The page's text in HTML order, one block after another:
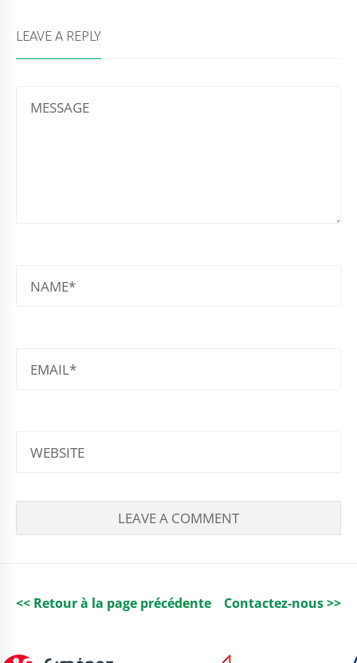
LEAVE A REPLY
<< Retour à la page précédente Contactez-nous >>